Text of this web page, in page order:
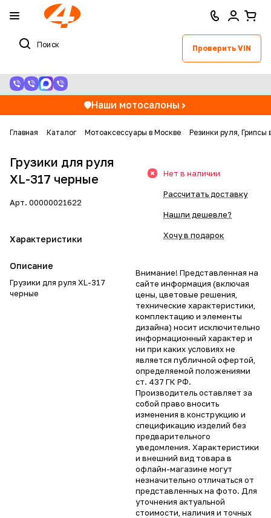
Проверить VIN
Наши мотосалоны
Главная Каталог Мотоаксессуары в Москве Резинки руля, Грипсы
Грузики для руля
XL-317 черные
Арт. 00000021622
Характеристики
Описание
Грузики для руля XL-317
черные
Нет в наличии
Рассчитать доставку
Нашли дешевле?
Хочу в подарок
Внимание! Представленная на
сайте информация (включая
цены, цветовые решения,
технические характеристики,
комплектацию и элементы
дизайна) носит исключительно
информационный характер и
ни при каких условиях не
является публичной офертой,
определяемой положениями
ст. 437 ГК РФ.
Производитель оставляет за
собой право вносить
изменения в конструкцию и
спецификацию изделий без
предварительного
уведомления. Характеристики
и внешний вид товара в
офлайн-магазине могут
незначительно отличаться от
представленных на фото. Для
уточнения актуальной
стоимости, наличия и точных